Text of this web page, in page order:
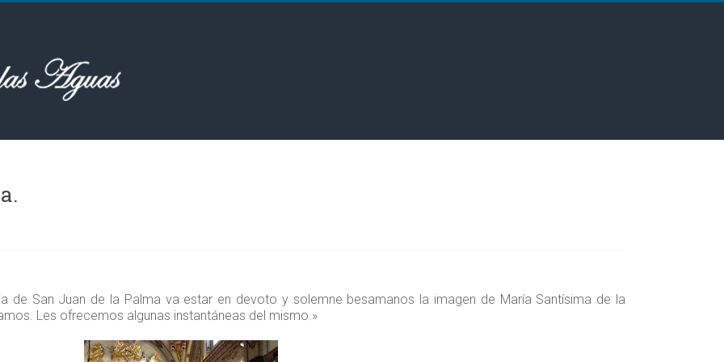
Besamanos de la Amargura‏.
de San Juan de la Palma va estar en devoto y solemne besamanos la imagen de María Santísima de la
Les ofrecemos algunas instantáneas del mismo.»